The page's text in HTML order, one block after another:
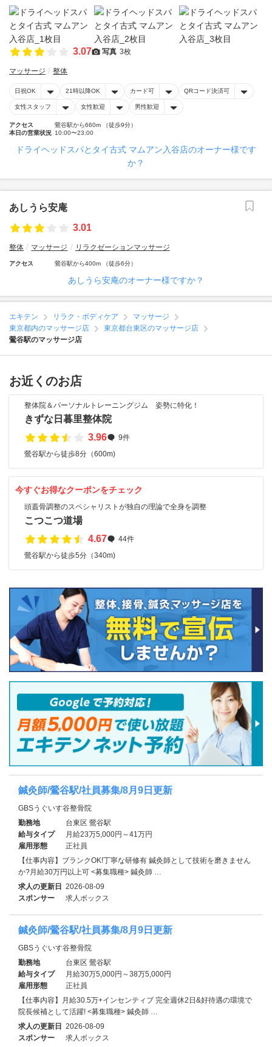
3.07 写真 3枚
マッサージ 整体
日祝OK 21時以降OK カード可 QRコード決済可
女性スタッフ 女性歓迎 男性歓迎
アクセス
鶯谷駅から660m （徒歩9分）
本日の営業状況 10:00〜23:00
ドライヘッドスパとタイ古式 マムアン入谷店のオーナー様です
か？
あしうら安庵
3.01
整体 マッサージ リラクゼーションマッサージ
アクセス 鶯谷駅から400m （徒歩6分）
あしうら安庵のオーナー様ですか？
エキテン リラク・ボディケア
マッサージ
東京都内のマッサージ店
東京都台東区のマッサージ店
鶯谷駅のマッサージ店
お近くのお店
整体院＆パーソナルトレーニングジム 姿勢に特化！
きずな日暮里整体院
3.96
9件
鶯谷駅から徒歩8分（600m)
今すぐお得なクーポンをチェック
頭蓋骨調整のスペシャリストが独自の理論で全身を調整
こつこつ道場
4.67
44件
鶯谷駅から徒歩5分（340m)
鍼灸師/鶯谷駅/社員募集/8月9日更新
GBSうぐいす谷整骨院
勤務地
台東区 鶯谷駅
給与タイプ
月給23万5,000円～41万円
雇用形態
正社員
【仕事内容】ブランクOK!丁寧な研修有 鍼灸師として技術を磨きません
か?月給30万円以上可 <募集職種> 鍼灸師 …
求人の更新日 2026-08-09
スポンサー
求人ボックス
鍼灸師/鶯谷駅/社員募集/8月9日更新
GBSうぐいす谷整骨院
勤務地
台東区 鶯谷駅
給与タイプ
月給30万5,000円～38万5,000円
雇用形態
正社員
【仕事内容】月給30.5万+インセンティブ 完全週休2日&好待遇の環境で
院長候補として活躍! <募集職種> 鍼灸師 …
求人の更新日 2026-08-09
スポンサー
求人ボックス